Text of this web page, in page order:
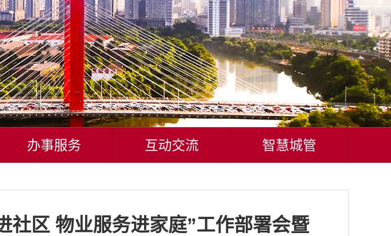
办事服务 互动交流 智慧城管
社区 物业服务进家庭”工作部署会暨